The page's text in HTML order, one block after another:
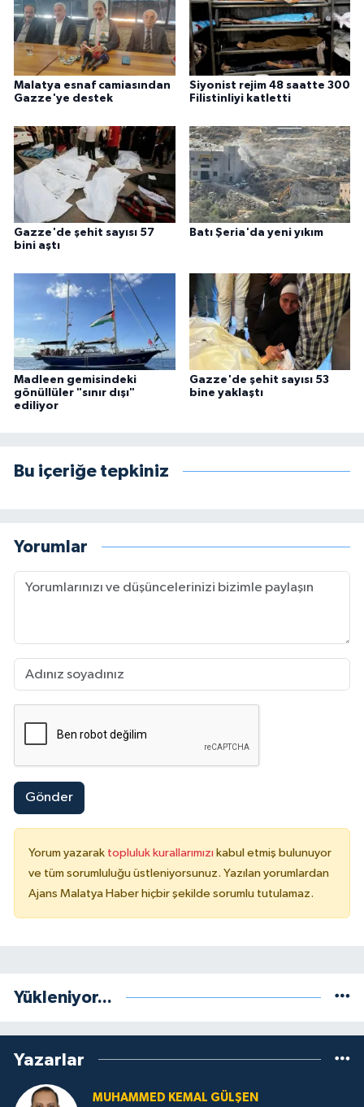
Malatya esnaf camiasından
Gazze'ye destek
Siyonist rejim 48 saatte 300
Filistinliyi katletti
Gazze'de şehit sayısı 57
bini aştı
Batı Şeria'da yeni yıkım
Madleen gemisindeki
gönüllüler "sınır dışı"
ediliyor
Gazze'de şehit sayısı 53
bine yaklaştı
Bu içeriğe tepkiniz
Yorumlar
Gönder
Yorum yazarak topluluk kurallarımızı kabul etmiş bulunuyor
ve tüm sorumluluğu üstleniyorsunuz. Yazılan yorumlardan
Ajans Malatya Haber hiçbir şekilde sorumlu tutulamaz.
Yükleniyor...
Yazarlar
MUHAMMED KEMAL GÜLŞEN